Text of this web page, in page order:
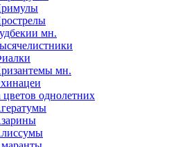
мн.
мн.
однолетних